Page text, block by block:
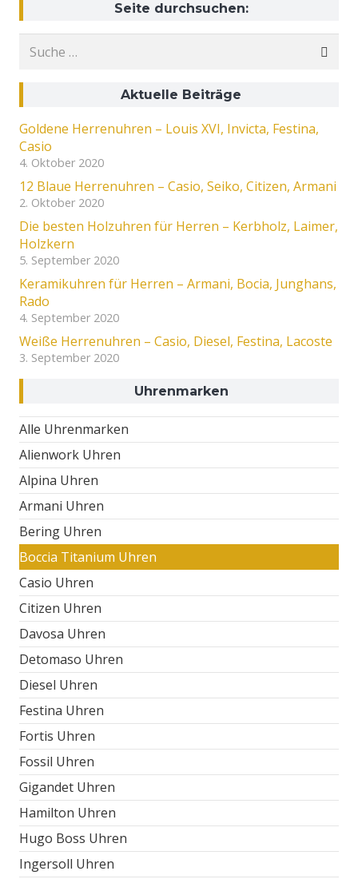
Seite durchsuchen:
nach:
Aktuelle Beiträge
Goldene Herrenuhren – Louis XVI, Invicta, Festina,
Casio
4. Oktober 2020
12 Blaue Herrenuhren – Casio, Seiko, Citizen, Armani
2. Oktober 2020
Die besten Holzuhren für Herren – Kerbholz, Laimer,
Holzkern
5. September 2020
Keramikuhren für Herren – Armani, Bocia, Junghans,
Rado
4. September 2020
Weiße Herrenuhren – Casio, Diesel, Festina, Lacoste
3. September 2020
Uhrenmarken
Alle Uhrenmarken
Alienwork Uhren
Alpina Uhren
Armani Uhren
Bering Uhren
Boccia Titanium Uhren
Casio Uhren
Citizen Uhren
Davosa Uhren
Detomaso Uhren
Diesel Uhren
Festina Uhren
Fortis Uhren
Fossil Uhren
Gigandet Uhren
Hamilton Uhren
Hugo Boss Uhren
Ingersoll Uhren